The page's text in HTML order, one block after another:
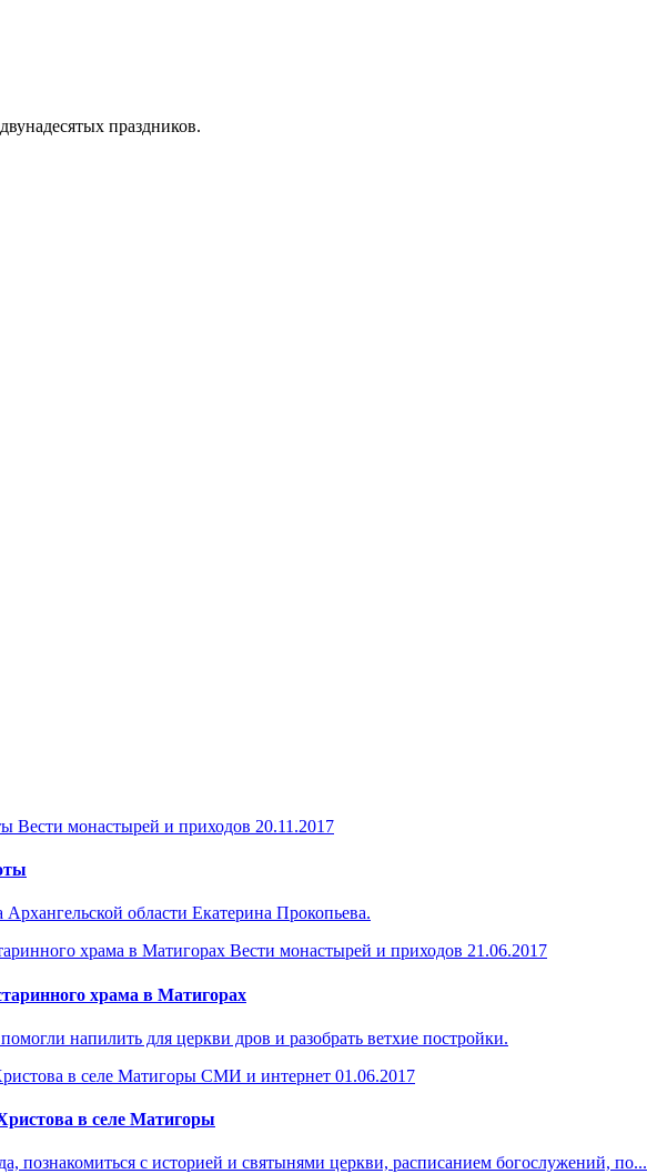
праздников.
Вести монастырей и приходов 20.11.2017
Архангельской области Екатерина Прокопьева.
Вести монастырей и приходов 21.06.2017
храма в Матигорах
напилить для церкви дров и разобрать ветхие постройки.
СМИ и интернет 01.06.2017
в селе Матигоры
познакомиться с историей и святынями церкви, расписанием богослужений, по...